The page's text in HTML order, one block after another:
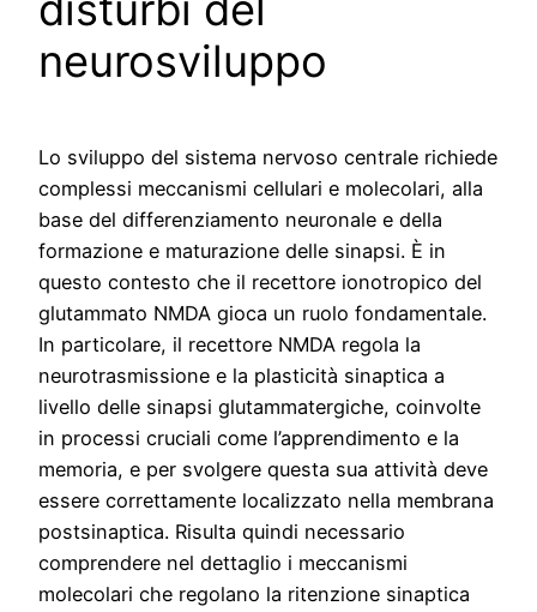
neurosviluppo
Lo sviluppo del sistema nervoso centrale richiede
complessi meccanismi cellulari e molecolari, alla
base del differenziamento neuronale e della
formazione e maturazione delle sinapsi. È in
questo contesto che il recettore ionotropico del
glutammato NMDA gioca un ruolo fondamentale.
In particolare, il recettore NMDA regola la
neurotrasmissione e la plasticità sinaptica a
livello delle sinapsi glutammatergiche, coinvolte
in processi cruciali come l’apprendimento e la
memoria, e per svolgere questa sua attività deve
essere correttamente localizzato nella membrana
postsinaptica. Risulta quindi necessario
comprendere nel dettaglio i meccanismi
molecolari che regolano la ritenzione sinaptica